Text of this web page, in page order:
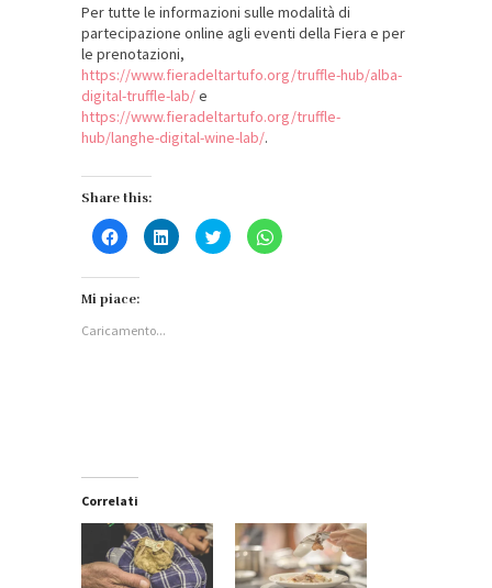
Per tutte le informazioni sulle modalità di
partecipazione online agli eventi della Fiera e per
le prenotazioni,
https://www.fieradeltartufo.org/truffle-hub/alba-
digital-truffle-lab/e
https://www.fieradeltartufo.org/truffle-
hub/langhe-digital-wine-lab/.
Share this:
Fai
clic
Facebook
apre
in
Fai
clic
Fai
clic
Fai
clic
Mi piace:
Caricamento...
Correlati